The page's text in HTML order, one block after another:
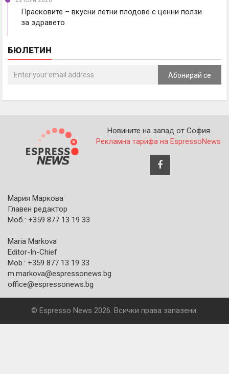
Прасковите – вкусни летни плодове с ценни ползи
за здравето
БЮЛЕТИН
Абонирай се
Новините на запад от София
Рекламна тарифа на EspressoNews
Мария Маркова
Главен редактор
Моб.: +359 877 13 19 33
Maria Markova
Editor-In-Chief
Mob.: +359 877 13 19 33
m.markova@espressonews.bg
office@espressonews.bg
© Espresso News 2026. Всички права запазени.